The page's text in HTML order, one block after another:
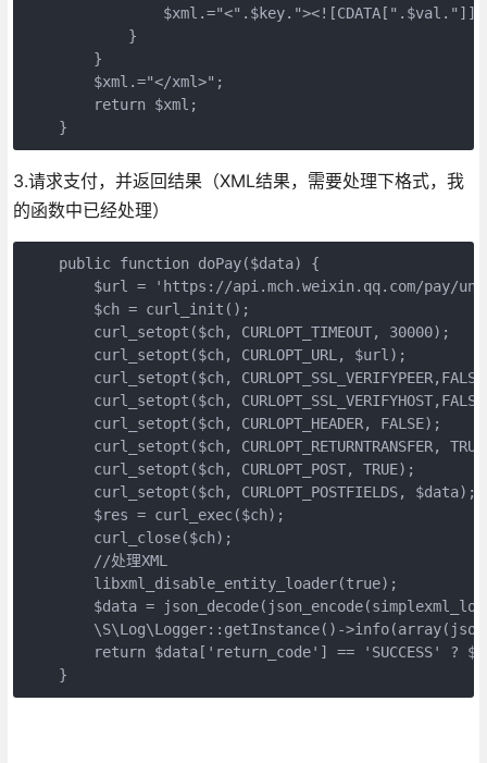
            }
        }
        $xml.="</xml>";
        return $xml;
    }
3.请求支付，并返回结果（XML结果，需要处理下格式，我
的函数中已经处理）
    public function doPay($data) {
$url = 'https://api.mch.weixin.qq.com/pay/
        $ch = curl_init();
        curl_setopt($ch, CURLOPT_TIMEOUT, 30000);
        curl_setopt($ch, CURLOPT_URL, $url);
curl_setopt($ch,
curl_setopt($ch,
        curl_setopt($ch, CURLOPT_HEADER, FALSE);
curl_setopt($ch, CURLOPT_RETURNTRANSFER,
        curl_setopt($ch, CURLOPT_POST, TRUE);
        curl_setopt($ch, CURLOPT_POSTFIELDS, $data);
        $res = curl_exec($ch);
        curl_close($ch);
        //处理XML
        libxml_disable_entity_loader(true);
$data =
\S\Log\Logger::getInstance()-
return $data['return_code'] == 'SUCCESS' ?